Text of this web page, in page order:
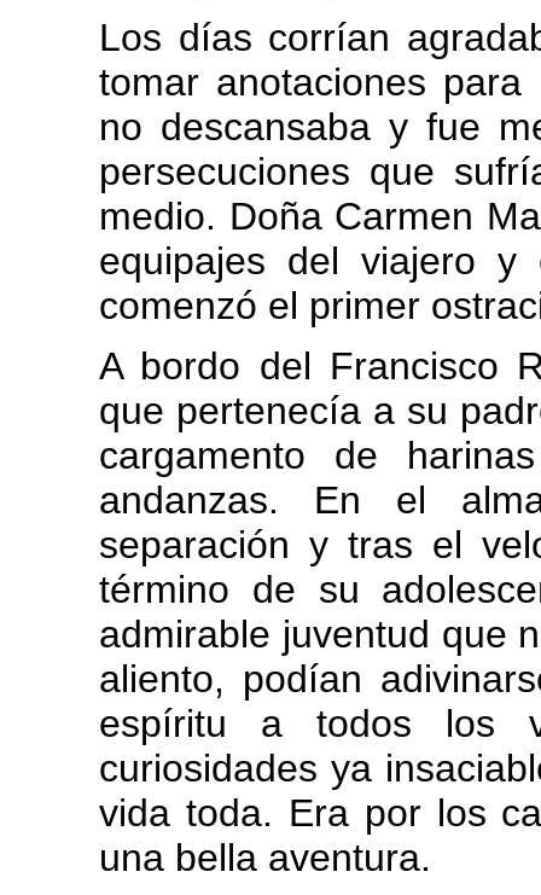
Los días corrían
tomar anotaciones
no descansaba y fue
persecuciones que
medio. Doña Carmen
equipajes del viajero
comenzó el primer
A bordo del Francisco
que pertenecía a su
cargamento de
andanzas. En el
separación y tras el
término de su
admirable juventud que
aliento, podían
espíritu a todos los
curiosidades ya
vida toda. Era por los
una bella aventura.